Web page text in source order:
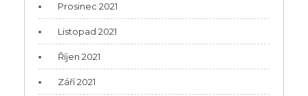
Prosinec 2021
Listopad 2021
Říjen 2021
Září 2021